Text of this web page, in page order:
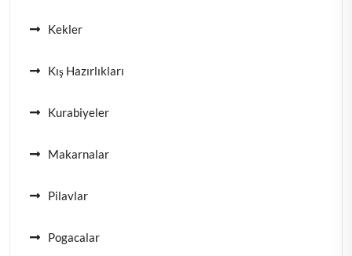
Kekler
Kış Hazırlıkları
Kurabiyeler
Makarnalar
Pilavlar
Pogacalar